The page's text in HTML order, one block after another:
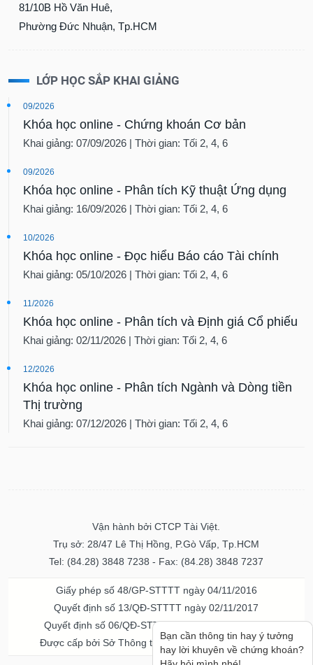
81/10B Hồ Văn Huê,
Phường Đức Nhuận, Tp.HCM
LỚP HỌC SẮP KHAI GIẢNG
09/2026
Khóa học online - Chứng khoán Cơ bản
Khai giảng: 07/09/2026 | Thời gian: Tối 2, 4, 6
09/2026
Khóa học online - Phân tích Kỹ thuật Ứng dụng
Khai giảng: 16/09/2026 | Thời gian: Tối 2, 4, 6
10/2026
Khóa học online - Đọc hiểu Báo cáo Tài chính
Khai giảng: 05/10/2026 | Thời gian: Tối 2, 4, 6
11/2026
Khóa học online - Phân tích và Định giá Cổ phiếu
Khai giảng: 02/11/2026 | Thời gian: Tối 2, 4, 6
12/2026
Khóa học online - Phân tích Ngành và Dòng tiền
Thị trường
Khai giảng: 07/12/2026 | Thời gian: Tối 2, 4, 6
Vận hành bởi CTCP Tài Việt.
Trụ sở: 28/47 Lê Thị Hồng, P.Gò Vấp, Tp.HCM
Tel: (84.28) 3848 7238 - Fax: (84.28) 3848 7237
Giấy phép số 48/GP-STTTT ngày 04/11/2016
Quyết định số 13/QĐ-STTTT ngày 02/11/2017
Quyết định số 06/QĐ-STTTT-ICP ngày 20/07/2023
Được cấp bởi Sở Thông tin và Truyền thông TPHCM
Bạn cần thông tin hay ý tưởng
hay lời khuyên về chứng khoán?